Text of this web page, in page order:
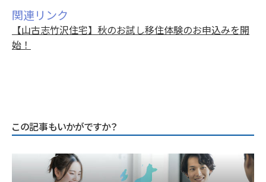
関連リンク
【山古志竹沢住宅】秋のお試し移住体験のお申込みを開
始！
この記事もいかがですか？